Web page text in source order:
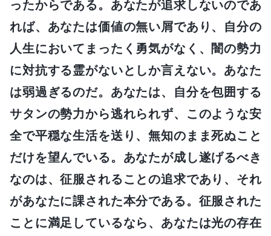
ったからである。あなたが追求しないのであ
れば、あなたは価値の無い屑であり、自分の
人生においてまったく勇気がなく、闇の勢力
に対抗する霊がないとしか言えない。あなた
は弱過ぎるのだ。あなたは、自分を包囲する
サタンの勢力から逃れられず、このような安
全で平穏な生活を送り、無知のまま死ぬこと
だけを望んでいる。あなたが成し遂げるべき
なのは、征服されることの追求であり、それ
があなたに課された本分である。征服された
ことに満足しているなら、あなたは光の存在